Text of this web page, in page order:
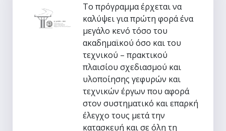
Το πρόγραμμα έρχεται να
καλύψει για πρώτη φορά ένα
μεγάλο κενό τόσο του
ακαδημαϊκού όσο και του
τεχνικού – πρακτικού
πλαισίου σχεδιασμού και
υλοποίησης γεφυρών και
τεχνικών έργων που αφορά
στον συστηματικό και επαρκή
έλεγχο τους μετά την
κατασκευή και σε όλη τη